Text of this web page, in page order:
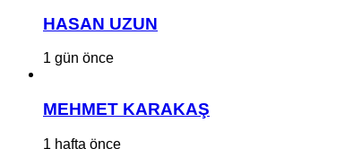
HASAN UZUN
1 gün önce
MEHMET KARAKAŞ
1 hafta önce